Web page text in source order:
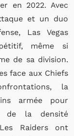
en 2022. Avec
et un duo
Las Vegas
même si
de sa division.
face aux Chiefs
la
armée pour
de la densité
Les Raiders ont